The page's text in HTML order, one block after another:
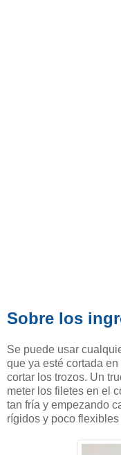
Sobre los
Se puede usar
que ya esté cortada
cortar los trozos. Un
meter los filetes en el
tan fría y empezando
rígidos y poco